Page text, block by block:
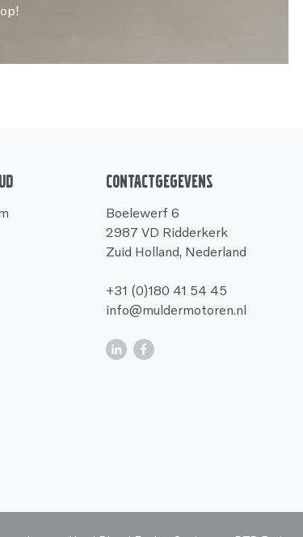
Contactgegevens
Boelewerf 6
2987 VD Ridderkerk
Zuid Holland, Nederland
+31 (0)180 41 54 45
info@muldermotoren.nl